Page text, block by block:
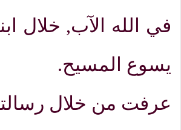
في الله الآب, خلال
يسوع المسيح.
عرفت من خلال